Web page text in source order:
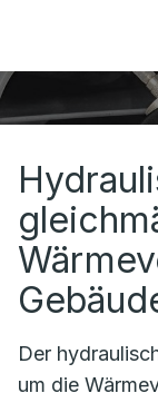
Der
um die